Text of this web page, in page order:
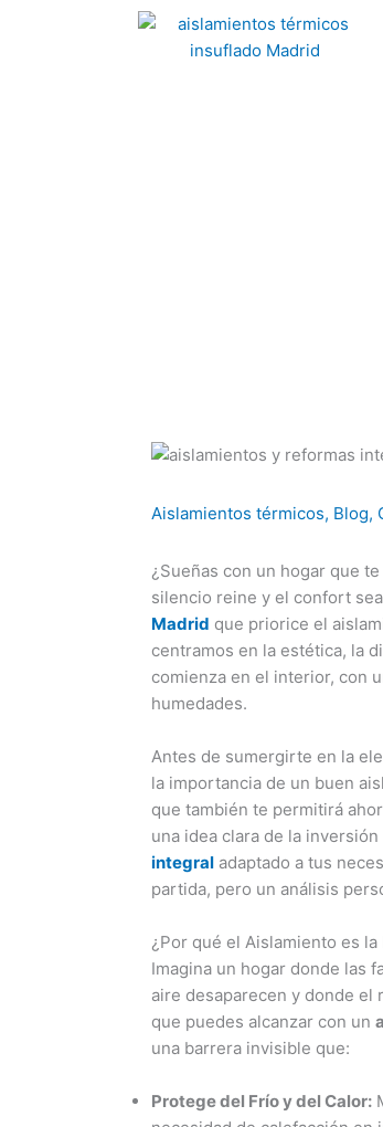
Aislamientos térmicos, Blog,
¿Sueñas con un hogar que
silencio reine y el confort
Madrid que priorice el
centramos en la estética, la
comienza en el interior, con
humedades.
Antes de sumergirte en la
la importancia de un buen
que también te permitirá
una idea clara de la inversión
integral adaptado a tus
partida, pero un análisis
¿Por qué el Aislamiento es
Imagina un hogar donde las
aire desaparecen y donde el
que puedes alcanzar con un
una barrera invisible que:
Protege del Frío y del Calor: